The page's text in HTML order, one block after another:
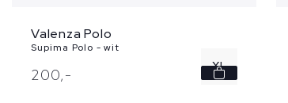
Valenza Polo
Supima Polo - wit
200,- XL